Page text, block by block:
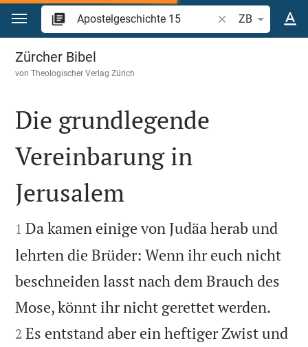
Zum Inhalt springen
Bibelstelle oder
ZB
Apostelgeschichte 15
Zürcher Bibel
vonTheologischer Verlag Zürich

Die grundlegende
Vereinbarung in
Jerusalem

1 Da kamen einige von Judäa herab und
lehrten die Brüder: Wenn ihr euch nicht
beschneiden lasst nach dem Brauch des
Mose, könnt ihr nicht gerettet werden.
2 Es entstand aber ein heftiger Zwist und